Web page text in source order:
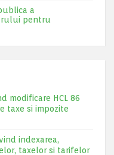
a
pentru
modificare HCL 86
taxe si impozite
indexarea,
taxelor si tarifelor